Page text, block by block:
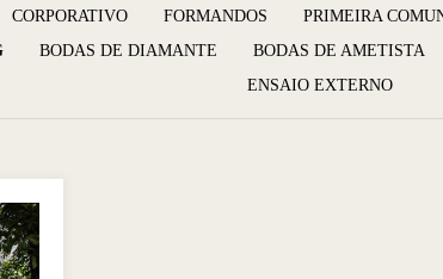
CORPORATIVO FORMANDOS PRIMEIRA
BODAS DE DIAMANTE BODAS DE AMETISTA
ENSAIO EXTERNO